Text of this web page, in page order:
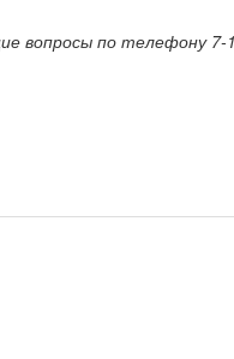
вопросы по телефону 7-